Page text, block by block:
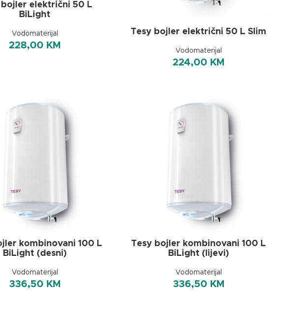
bojler električni 50 L
BiLight
Vodomaterijal
228,00 KM
Tesy bojler električni 50 L Slim
Vodomaterijal
224,00 KM
kombinovani 100 L
BiLight (desni)
Vodomaterijal
336,50 KM
Tesy bojler kombinovani 100 L
BiLight (lijevi)
Vodomaterijal
336,50 KM